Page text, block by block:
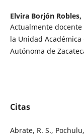
Elvira Borjón Robles,
Actualmente
la Unidad
Autónoma de
Citas
Abrate, R. S.,